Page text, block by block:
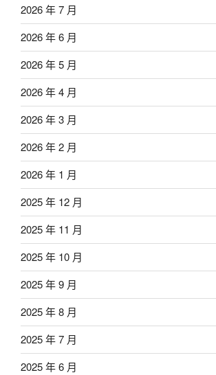
2026 年 7 月
2026 年 6 月
2026 年 5 月
2026 年 4 月
2026 年 3 月
2026 年 2 月
2026 年 1 月
2025 年 12 月
2025 年 11 月
2025 年 10 月
2025 年 9 月
2025 年 8 月
2025 年 7 月
2025 年 6 月